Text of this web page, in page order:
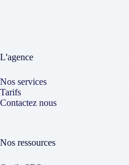
L'agence
Nos services
Tarifs
Contactez nous
Nos ressources